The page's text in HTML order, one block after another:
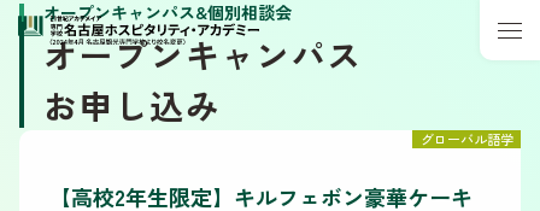
オープンキャンパス&個別相談会
オープンキャンパス
お申し込み
グローバル語学
【高校2年生限定】キルフェボン豪華ケーキ